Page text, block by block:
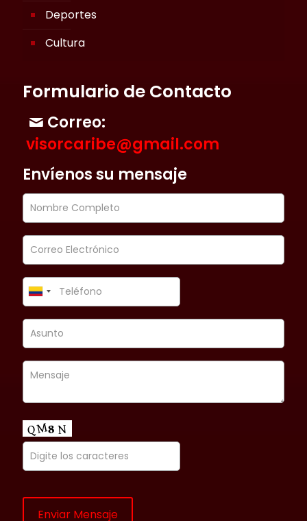
Deportes
Cultura
Formulario de Contacto
Correo:
visorcaribe@gmail.com
Envíenos su mensaje